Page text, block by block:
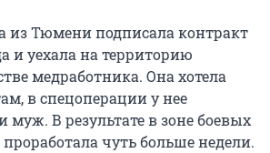
из Тюмени подписала контракт
и уехала на территорию
медработника. Она хотела
в спецоперации у нее
муж. В результате в зоне боевых
чуть больше недели.